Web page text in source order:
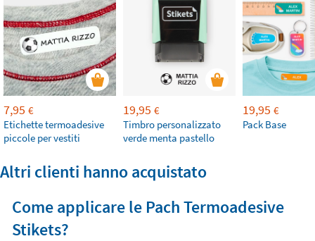
7,95 €
Etichette termoadesive
piccole per vestiti
19,95 €
Timbro personalizzato
verde menta pastello
19,95 €
Pack Base
Altri clienti hanno acquistato
Come applicare le Pach Termoadesive
Stikets?